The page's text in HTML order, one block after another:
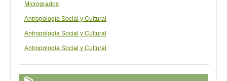
Microgrados
Antropología Social y Cultural
Antropología Social y Cultural
Antropología Social y Cultural